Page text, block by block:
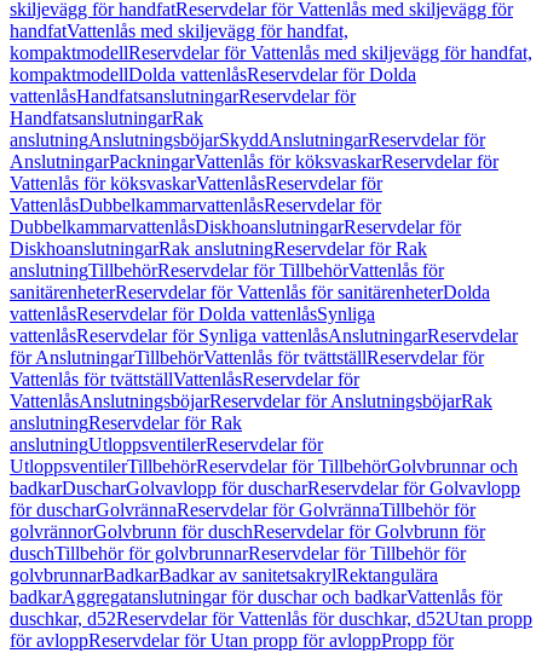
skiljevägg för handfatReservdelar för Vattenlås med skiljevägg för
handfatVattenlås med skiljevägg för handfat,
kompaktmodellReservdelar för Vattenlås med skiljevägg för handfat,
kompaktmodellDolda vattenlåsReservdelar för Dolda
vattenlåsHandfatsanslutningarReservdelar för
HandfatsanslutningarRak
anslutningAnslutningsböjarSkyddAnslutningarReservdelar för
AnslutningarPackningarVattenlås för köksvaskarReservdelar för
Vattenlås för köksvaskarVattenlåsReservdelar för
VattenlåsDubbelkammarvattenlåsReservdelar för
DubbelkammarvattenlåsDiskhoanslutningarReservdelar för
DiskhoanslutningarRak anslutningReservdelar för Rak
anslutningTillbehörReservdelar för TillbehörVattenlås för
sanitärenheterReservdelar för Vattenlås för sanitärenheterDolda
vattenlåsReservdelar för Dolda vattenlåsSynliga
vattenlåsReservdelar för Synliga vattenlåsAnslutningarReservdelar
för AnslutningarTillbehörVattenlås för tvättställReservdelar för
Vattenlås för tvättställVattenlåsReservdelar för
VattenlåsAnslutningsböjarReservdelar för AnslutningsböjarRak
anslutningReservdelar för Rak
anslutningUtloppsventilerReservdelar för
UtloppsventilerTillbehörReservdelar för TillbehörGolvbrunnar och
badkarDuscharGolvavlopp för duscharReservdelar för Golvavlopp
för duscharGolvrännaReservdelar för GolvrännaTillbehör för
golvrännorGolvbrunn för duschReservdelar för Golvbrunn för
duschTillbehör för golvbrunnarReservdelar för Tillbehör för
golvbrunnarBadkarBadkar av sanitetsakrylRektangulära
badkarAggregatanslutningar för duschar och badkarVattenlås för
duschkar, d52Reservdelar för Vattenlås för duschkar, d52Utan propp
för avloppReservdelar för Utan propp för avloppPropp för